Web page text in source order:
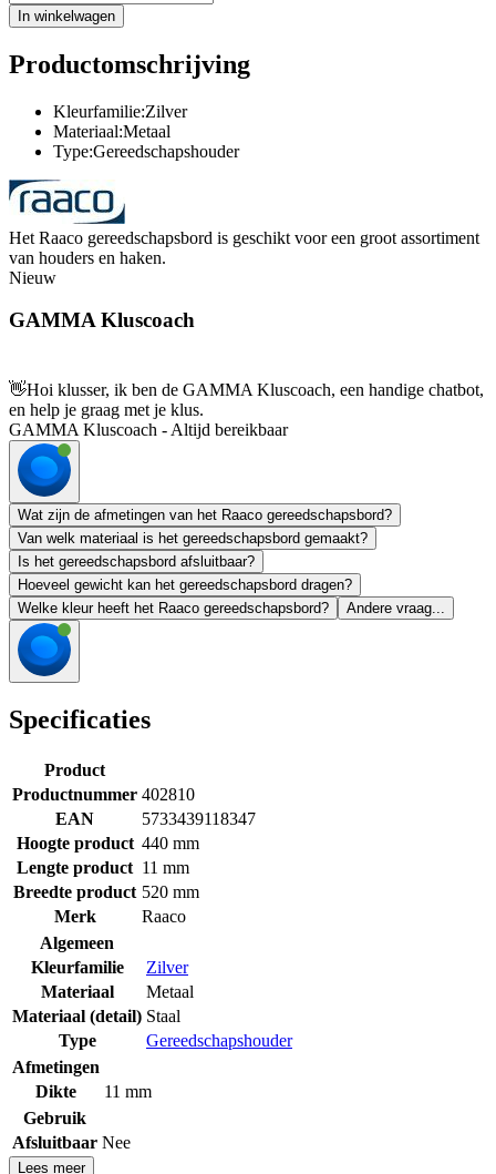
In winkelwagen
Productomschrijving
Kleurfamilie:Zilver
Materiaal:Metaal
Type:Gereedschapshouder
Het Raaco gereedschapsbord is geschikt voor een groot assortiment
van houders en haken.
Nieuw
GAMMA Kluscoach
👋Hoi klusser, ik ben de GAMMA Kluscoach, een handige chatbot,
en help je graag met je klus.
GAMMA Kluscoach - Altijd bereikbaar
Wat zijn de afmetingen van het Raaco gereedschapsbord?
Van welk materiaal is het gereedschapsbord gemaakt?
Is het gereedschapsbord afsluitbaar?
Hoeveel gewicht kan het gereedschapsbord dragen?
Welke kleur heeft het Raaco gereedschapsbord?
Andere vraag...
Specificaties
Product
Productnummer 402810
EAN
5733439118347
Hoogte product 440 mm
Lengte product 11 mm
Breedte product 520 mm
Merk
Raaco
Algemeen
Kleurfamilie
Zilver
Materiaal
Metaal
Materiaal (detail) Staal
Type
Gereedschapshouder
Afmetingen
Dikte
11 mm
Gebruik
Afsluitbaar Nee
Lees meer